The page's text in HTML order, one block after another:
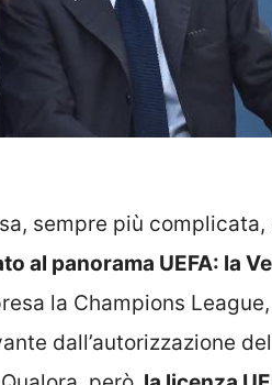
sempre più
al panorama UEFA: la
la Champions
dall’autorizzazione